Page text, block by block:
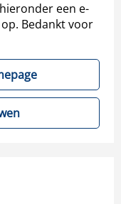
een e-
Bedankt voor